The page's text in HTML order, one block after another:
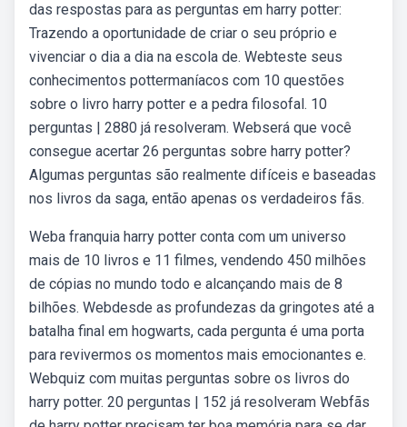
das respostas para as perguntas em harry potter:
Trazendo a oportunidade de criar o seu próprio e
vivenciar o dia a dia na escola de. Webteste seus
conhecimentos pottermaníacos com 10 questões
sobre o livro harry potter e a pedra filosofal. 10
perguntas | 2880 já resolveram. Webserá que você
consegue acertar 26 perguntas sobre harry potter?
Algumas perguntas são realmente difíceis e baseadas
nos livros da saga, então apenas os verdadeiros fãs.
Weba franquia harry potter conta com um universo
mais de 10 livros e 11 filmes, vendendo 450 milhões
de cópias no mundo todo e alcançando mais de 8
bilhões. Webdesde as profundezas da gringotes até a
batalha final em hogwarts, cada pergunta é uma porta
para revivermos os momentos mais emocionantes e.
Webquiz com muitas perguntas sobre os livros do
harry potter. 20 perguntas | 152 já resolveram Webfãs